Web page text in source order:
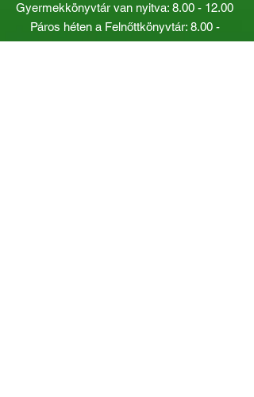
Gyermekkönyvtár van nyitva: 8.00 - 12.00
Páros héten a Felnőttkönyvtár: 8.00 -
12.00óráig.